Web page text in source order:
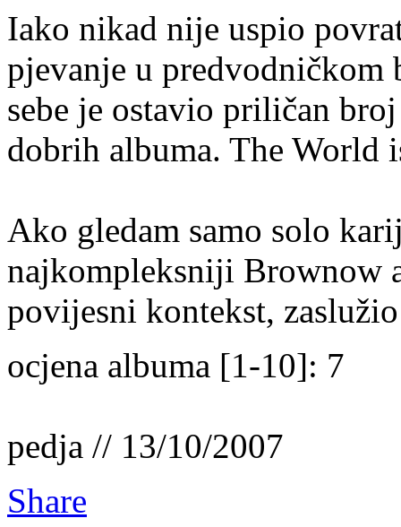
Iako nikad nije uspio
pjevanje u predvodničkom
sebe je ostavio priličan
dobrih albuma. The World
Ako gledam samo solo
najkompleksniji Brownow
povijesni kontekst,
ocjena albuma [1-10]: 7
pedja // 13/10/2007
Share